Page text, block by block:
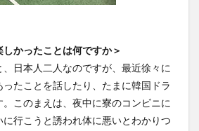
かったことは何ですか＞
日本人二人なのですが、最近徐々に
たことを話したり、たまに韓国ドラ
このまえは、夜中に寮のコンビニに
行こうと誘われ体に悪いとわかりつ
語 交換・私費認定留学
優勝 入賞
公開講座
冬休み 出発
初月レポート
博物館
受賞
台湾